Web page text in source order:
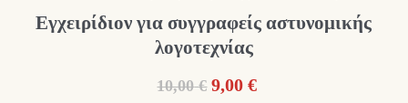
Εγχειρίδιον για συγγραφείς αστυνομικής
λογοτεχνίας
10,00 € Original
9,00 €Η